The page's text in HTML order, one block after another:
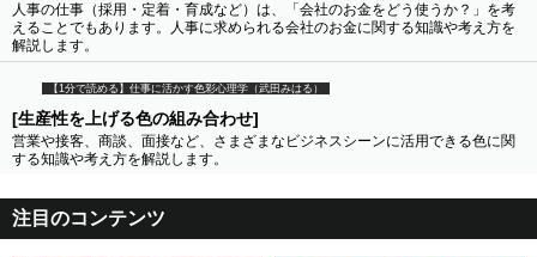
人事の仕事（採用・定着・育成など）は、「会社のお金をどう使うか？」を考
えることでもあります。人事に求められる会社のお金に関する知識や考え方を
解説します。
【1分で読める】仕事に活かす色彩心理学（武田みはる）
[生産性を上げる色の組み合わせ]
営業や接客、商談、面接など、さまざまなビジネスシーンに活用できる色に関
する知識や考え方を解説します。
注目のコンテンツ